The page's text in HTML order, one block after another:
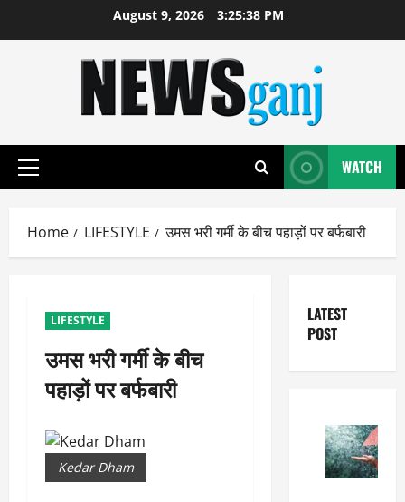
August 9, 2026 3:25:39 PM
Primary
WATCH
Home LIFESTYLE उमस भरी गर्मी के बीच पहाड़ों पर बर्फबारी
LIFESTYLE
उमस भरी गर्मी के बीच
पहाड़ों पर बर्फबारी
Kedar Dham
LATEST
POST